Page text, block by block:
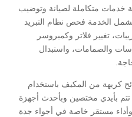
خدمات متكاملة لصيانة وتوضيب
الخدمة فحص نظام التبريد
تغيير فلاتر وكمبروسر
والصمامات، واستبدال
كريهة من المكيف باستخدام
بأيدي مختصين وبأحدث أجهزة
مستقر خاصة في أجواء جدة